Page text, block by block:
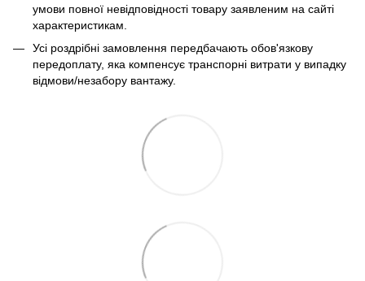
умови повної невідповідності товару заявленим на сайті
характеристикам.
Усі роздрібні замовлення передбачають обов'язкову
передоплату, яка компенсує транспорні витрати у випадку
відмови/незабору вантажу.